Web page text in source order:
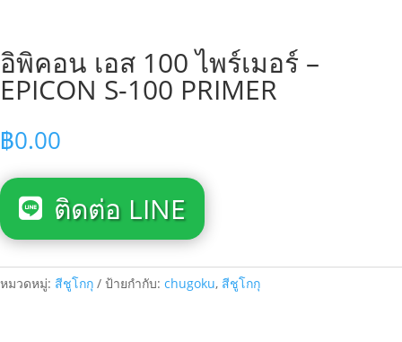
อิพิคอน เอส 100 ไพร์เมอร์ –
EPICON S-100 PRIMER
฿0.00
ติดต่อ LINE
หมวดหมู่: สีชูโกกุ ป้ายกำกับ: chugoku, สีชูโกกุ